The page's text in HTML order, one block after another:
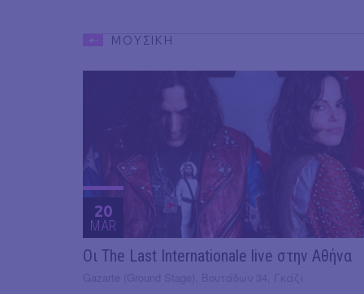
ΜΟΥΣΙΚΗ
20
MAR
Οι The Last Internationale live στην Αθήνα